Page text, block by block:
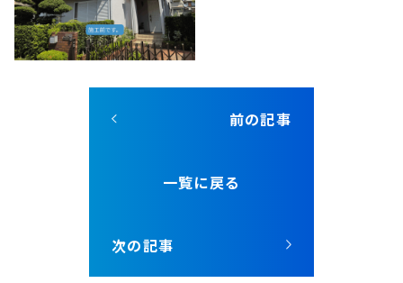
前の記事
一覧に戻る
次の記事